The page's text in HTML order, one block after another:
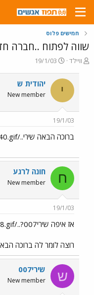
חמישים פלוס
שווה לפתוח ..חברה
פוויילד
פ
ר
ת
א
י
19/1/03
י יהודית ש
New member
19/1/03
ברוכה הבאה שירי../images/Emo140.gif
ח חונה לרגע
New member
19/1/03
אז איפה שירי007?../images/Emo68.gif
רוצה לומר לה ברוכה
ש שירי007
New member